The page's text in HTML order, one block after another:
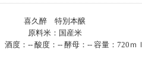
喜久醉 特別本醸
原料米：国産米
酒度：-- 酸度：-- 酵母：-- 容量：720ｍｌ